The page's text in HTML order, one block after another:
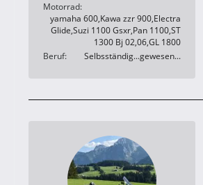
Motorrad
yamaha 600,Kawa zzr 900,Electra
Glide,Suzi 1100 Gsxr,Pan 1100,ST
1300 Bj 02,06,GL 1800
Beruf
Selbsständig...gewesen...